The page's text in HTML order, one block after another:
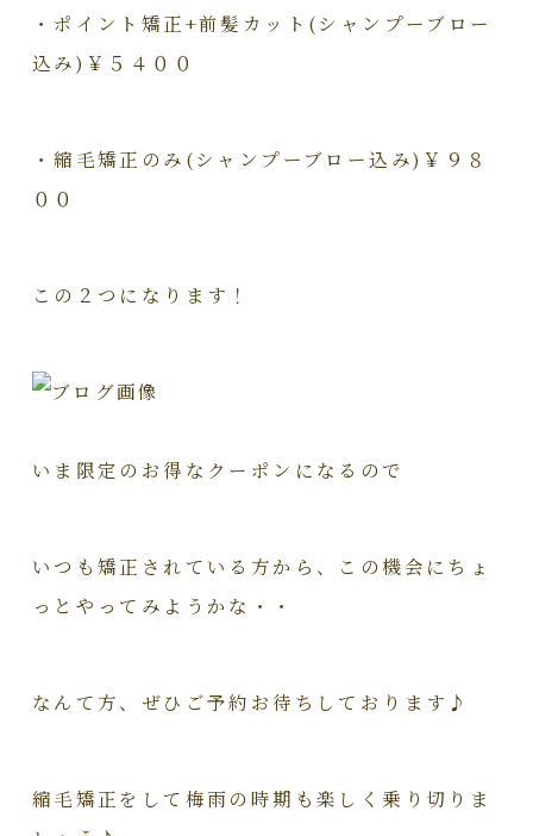
・ポイント矯正+前髪カット(シャンプーブロー
込み)￥５４００
・縮毛矯正のみ(シャンプーブロー込み)￥９８
００
この２つになります！
いま限定のお得なクーポンになるので
いつも矯正されている方から、この機会にちょ
っとやってみようかな・・
なんて方、ぜひご予約お待ちしております♪
縮毛矯正をして梅雨の時期も楽しく乗り切りま